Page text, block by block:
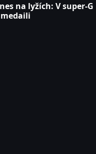
na lyžích: V super-G